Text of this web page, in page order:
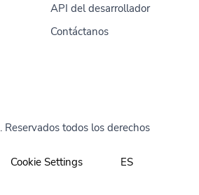
API del desarrollador
Contáctanos
. Reservados todos los derechos
Cookie Settings ES